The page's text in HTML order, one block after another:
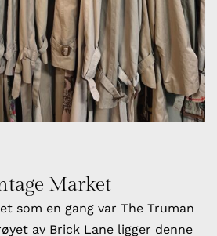
Market
som en gang var The Truman
av Brick Lane ligger denne